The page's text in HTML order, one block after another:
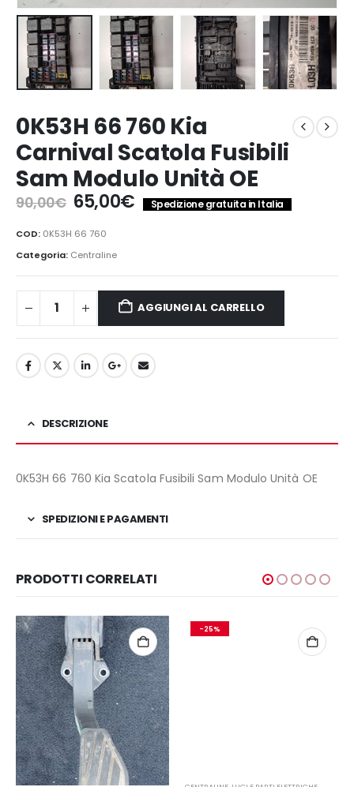
0K53H 66 760 Kia
Carnival Scatola Fusibili
Sam Modulo Unità OE
90,00€ Il
prezzo
originale
era:
90,00€.
65,00€Il
prezzo
65,00€.
Spedizione gratuita in Italia
COD: 0K53H 66 760
Categoria: Centraline
AGGIUNGI AL CARRELLO
DESCRIZIONE
0K53H 66 760 Kia Scatola Fusibili Sam Modulo Unità OE
SPEDIZIONI E PAGAMENTI
PRODOTTI CORRELATI
-25%